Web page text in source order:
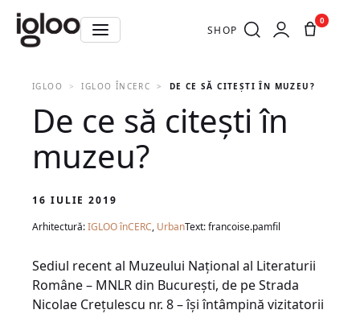
SHOP
0
IGLOO IGLOO ÎNCERC DE CE SĂ CITEȘTI ÎN MUZEU?
De ce să citești în
muzeu?
16 IULIE 2019
Arhitectură:IGLOO înCERC, UrbanText: francoise.pamfil
Sediul recent al Muzeului Național al Literaturii
Române – MNLR din București, de pe Strada
Nicolae Crețulescu nr. 8 – își întâmpină vizitatorii